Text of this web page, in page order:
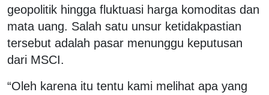
geopolitik hingga fluktuasi harga komoditas dan
mata uang. Salah satu unsur ketidakpastian
tersebut adalah pasar menunggu keputusan
dari MSCI.
“Oleh karena itu tentu kami melihat apa yang